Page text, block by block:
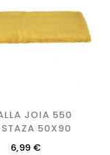
JOIA 550
50X90
Precio
6,99 €